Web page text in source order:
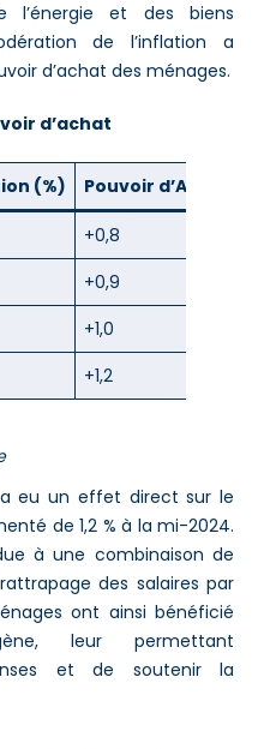
et des biens
de l’inflation a
d’achat des ménages.
d’achat
(%) Pouvoir d’Achat (%)
+0,8
+0,9
+1,0
+1,2
eu un effet direct sur le
de 1,2 % à la mi-2024​​.
à une combinaison de
des salaires par
ont ainsi bénéficié
leur permettant
et de soutenir la